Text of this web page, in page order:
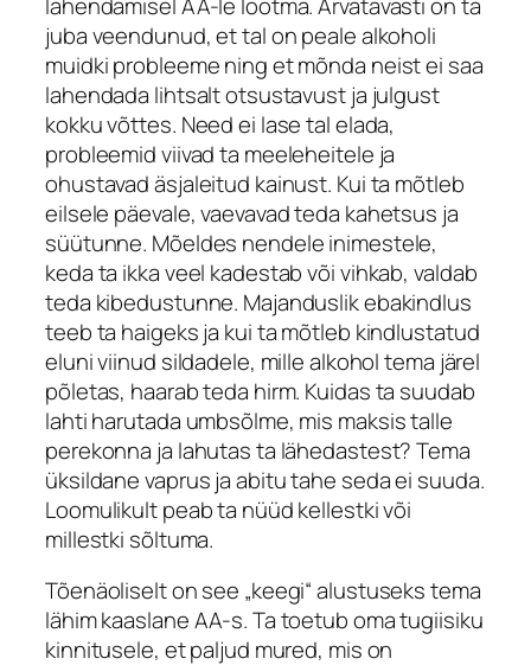
juba veendunud, et tal on peale alkoholi
muidki probleeme ning et mõnda neist ei saa
lahendada lihtsalt otsustavust ja julgust
kokku võttes. Need ei lase tal elada,
probleemid viivad ta meeleheitele ja
ohustavad äsjaleitud kainust. Kui ta mõtleb
eilsele päevale, vaevavad teda kahetsus ja
süütunne. Mõeldes nendele inimestele,
keda ta ikka veel kadestab või vihkab, valdab
teda kibedustunne. Majanduslik ebakindlus
teeb ta haigeks ja kui ta mõtleb kindlustatud
eluni viinud sildadele, mille alkohol tema järel
põletas, haarab teda hirm. Kuidas ta suudab
lahti harutada umbsõlme, mis maksis talle
perekonna ja lahutas ta lähedastest? Tema
üksildane vaprus ja abitu tahe seda ei suuda.
Loomulikult peab ta nüüd kellestki või
millestki sõltuma.
Tõenäoliselt on see „keegi“ alustuseks tema
lähim kaaslane AA-s. Ta toetub oma tugiisiku
kinnitusele, et paljud mured, mis on